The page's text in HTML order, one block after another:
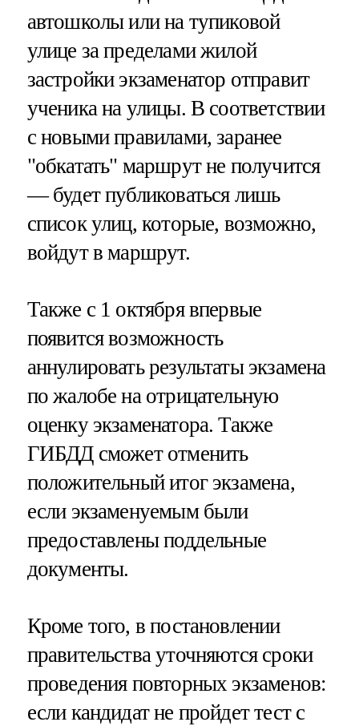
автошколы или на тупиковой
улице за пределами жилой
застройки экзаменатор отправит
ученика на улицы. В соответствии
с новыми правилами, заранее
"обкатать" маршрут не получится
— будет публиковаться лишь
список улиц, которые, возможно,
войдут в маршрут.
Также с 1 октября впервые
появится возможность
аннулировать результаты экзамена
по жалобе на отрицательную
оценку экзаменатора. Также
ГИБДД сможет отменить
положительный итог экзамена,
если экзаменуемым были
предоставлены поддельные
документы.
Кроме того, в постановлении
правительства уточняются сроки
проведения повторных экзаменов:
если кандидат не пройдет тест с